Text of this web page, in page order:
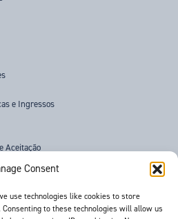
Consent
use technologies like cookies to store
to these technologies will allow us
e Ingressos
Aceitação